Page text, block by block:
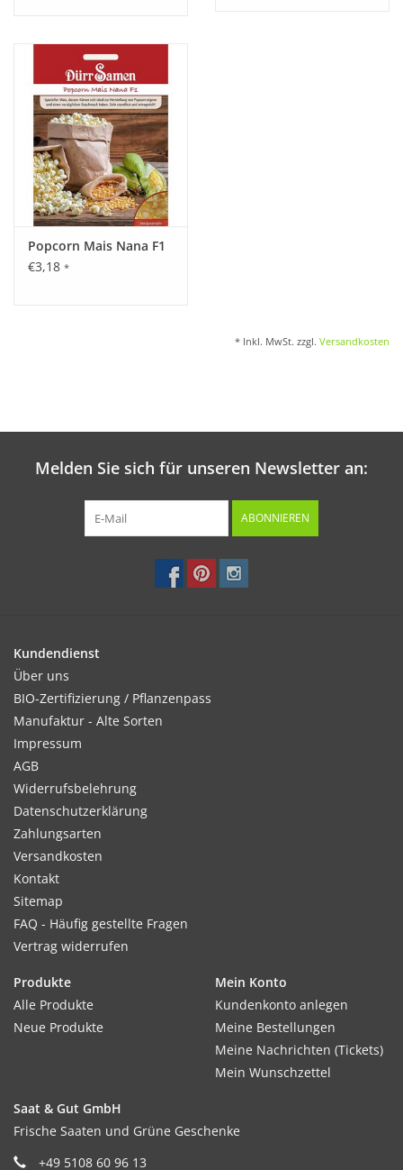
Popcorn Mais Nana F1
€3,18 *
* Inkl. MwSt. zzgl. Versandkosten
Melden Sie sich für unseren Newsletter an:
ABONNIEREN
Kundendienst
Über uns
BIO-Zertifizierung / Pflanzenpass
Manufaktur - Alte Sorten
Impressum
AGB
Widerrufsbelehrung
Datenschutzerklärung
Zahlungsarten
Versandkosten
Kontakt
Sitemap
FAQ - Häufig gestellte Fragen
Vertrag widerrufen
Produkte
Alle Produkte
Neue Produkte
Mein Konto
Kundenkonto anlegen
Meine Bestellungen
Meine Nachrichten (Tickets)
Mein Wunschzettel
Saat & Gut GmbH
Frische Saaten und Grüne Geschenke
+49 5108 60 96 13